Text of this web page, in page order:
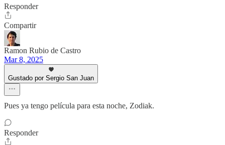
Responder
Compartir
Ramon Rubio de Castro
Mar 8, 2025
Gustado por Sergio San Juan
Pues ya tengo película para esta noche, Zodiak.
Responder